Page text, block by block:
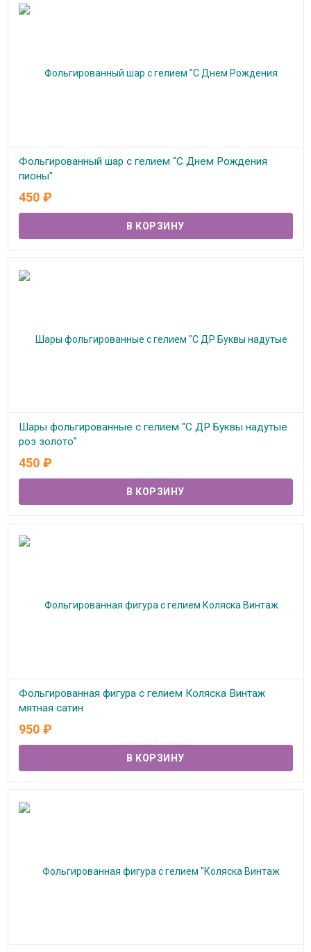
Фольгированный шар с гелием "С Днем Рождения
пионы"
В наличии
450 ₽
Шары фольгированные с гелием "С ДР Буквы надутые
роз золото"
В наличии
450 ₽
Фольгированная фигура с гелием Коляска Винтаж
мятная сатин
В наличии
950 ₽